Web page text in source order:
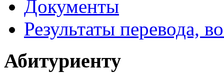
Документы
Результаты перевода,
Абитуриенту